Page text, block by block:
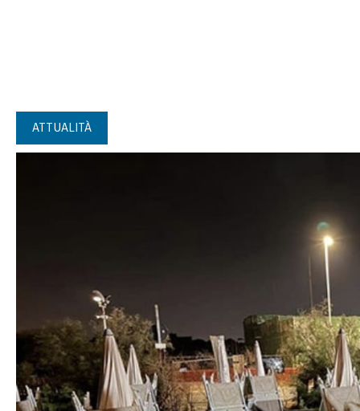
ATTUALITÀ